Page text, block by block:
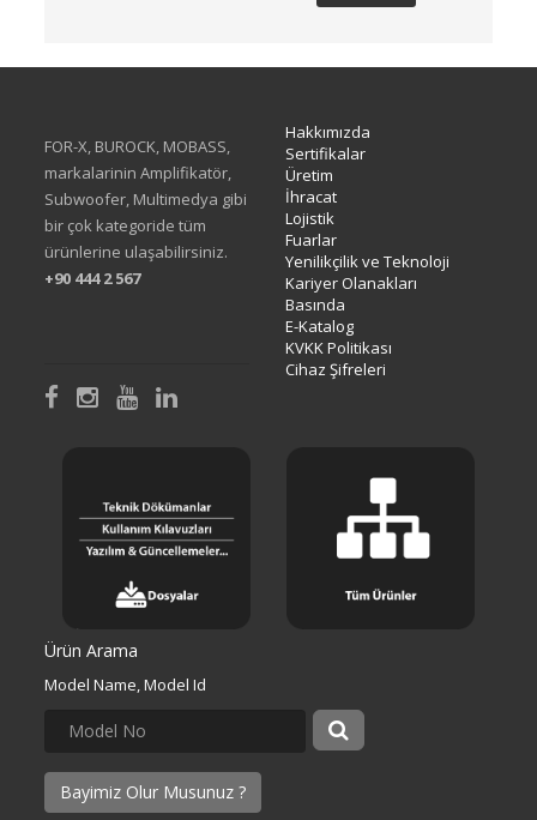
FOR-X, BUROCK, MOBASS,
markalarinin Amplifikatör,
Subwoofer, Multimedya gibi
bir çok kategoride tüm
ürünlerine ulaşabilirsiniz.
+90 444 2 567
Hakkımızda
Sertifikalar
Üretim
İhracat
Lojistik
Fuarlar
Yenilikçilik ve Teknoloji
Kariyer Olanakları
Basında
E-Katalog
KVKK Politikası
Cihaz Şifreleri
Ürün Arama
Model Name, Model Id
Bayimiz Olur Musunuz ?